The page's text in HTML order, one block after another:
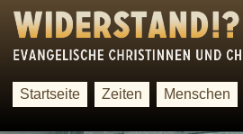
Startseite Zeiten Menschen